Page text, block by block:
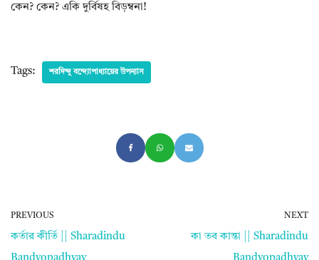
কেন? কেন? একি দুর্বিষহ বিড়ম্বনা!
Tags: শরদিন্দু বন্দ্যোপাধ্যায়ের উপন্যাস
PREVIOUS
কর্তার কীর্তি || Sharadindu
NEXT
কা তব কান্তা || Sharadindu